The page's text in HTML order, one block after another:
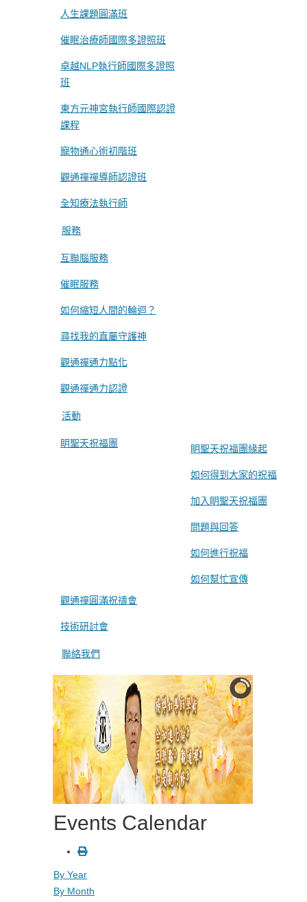
人生課題圓滿班
催眠治療師國際多證照班
卓越NLP執行師國際多證照
班
東方元神宮執行師國際認證
課程
寵物通心術初階班
觀通禪禪導師認證班
全知療法執行師
服務
互聯腦服務
催眠服務
如何縮短人間的輪迴？
尋找我的直屬守護神
觀通禪通力點化
觀通禪通力認證
活動
眀聖天祝福團 眀聖天祝福團緣起
如何得到大家的祝福
加入眀聖天祝福團
問題與回答
如何進行祝福
如何幫忙宣傳
觀通禪圓滿祝禱會
技術研討會
聯絡我們
Events Calendar
By Year
By Month